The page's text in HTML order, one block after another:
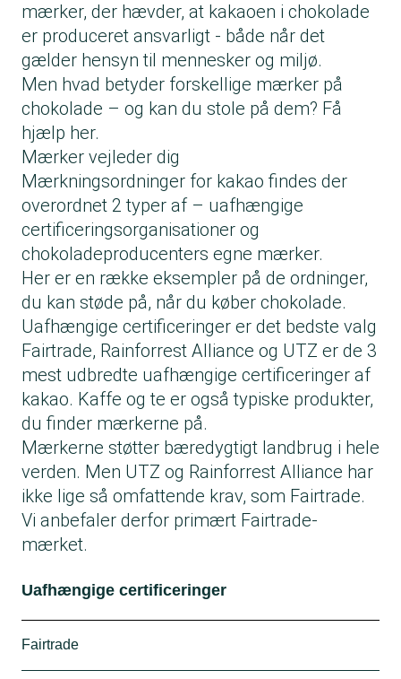
mærker, der hævder, at kakaoen i chokolade
er produceret ansvarligt - både når det
gælder hensyn til mennesker og miljø.
Men hvad betyder forskellige mærker på
chokolade – og kan du stole på dem? Få
hjælp her.
Mærker vejleder dig
Mærkningsordninger for kakao findes der
overordnet 2 typer af – uafhængige
certificeringsorganisationer og
chokoladeproducenters egne mærker.
Her er en række eksempler på de ordninger,
du kan støde på, når du køber chokolade.
Uafhængige certificeringer er det bedste valg
Fairtrade, Rainforrest Alliance og UTZ er de 3
mest udbredte uafhængige certificeringer af
kakao. Kaffe og te er også typiske produkter,
du finder mærkerne på.
Mærkerne støtter bæredygtigt landbrug i hele
verden. Men UTZ og Rainforrest Alliance har
ikke lige så omfattende krav, som Fairtrade.
Vi anbefaler derfor primært Fairtrade-
mærket.
Uafhængige certificeringer
Fairtrade